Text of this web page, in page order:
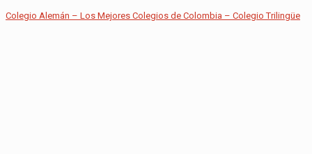
Colegio Alemán – Los Mejores Colegios de Colombia – Colegio Trilingüe